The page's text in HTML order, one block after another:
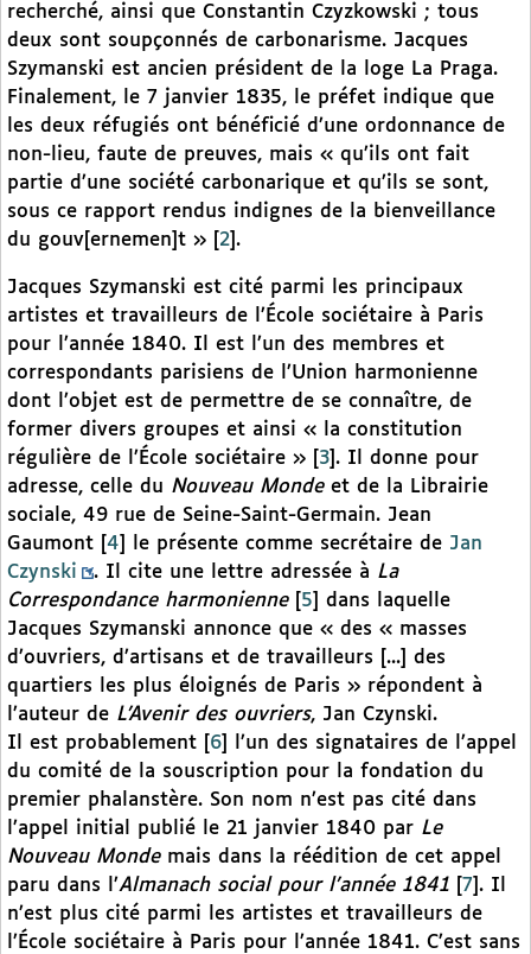
recherché, ainsi que Constantin Czyzkowski ; tous
deux sont soupçonnés de carbonarisme. Jacques
Szymanski est ancien président de la loge La Praga.
Finalement, le 7 janvier 1835, le préfet indique que
les deux réfugiés ont bénéficié d’une ordonnance de
non-lieu, faute de preuves, mais « qu’ils ont fait
partie d’une société carbonarique et qu’ils se sont,
sous ce rapport rendus indignes de la bienveillance
du gouv[ernemen]t »
2 .
Jacques Szymanski est cité parmi les principaux
artistes et travailleurs de l’École sociétaire à Paris
pour l’année 1840. Il est l’un des membres et
correspondants parisiens de l’Union harmonienne
dont l’objet est de permettre de se connaître, de
former divers groupes et ainsi « la constitution
régulière de l’École sociétaire »
3 . Il donne pour
adresse, celle du Nouveau Mondeet de la Librairie
sociale, 49 rue de Seine-Saint-Germain. Jean
Gaumont
4 le présente comme secrétaire de Jan
Czynski
. Il cite une lettre adressée à La
Correspondance harmonienne[ 5
dans laquelle
Jacques Szymanski annonce que « des « masses
d’ouvriers, d’artisans et de travailleurs [...] des
quartiers les plus éloignés de Paris » répondent à
l’auteur de L’Avenir des ouvriers, Jan Czynski.
Il est probablement
6
l’un des signataires de l’appel
du comité de la souscription pour la fondation du
premier phalanstère. Son nom n’est pas cité dans
l’appel initial publié le 21 janvier 1840 par Le
Nouveau Mondemais dans la réédition de cet appel
paru dans l’Almanach social pour l’année 1841 7 . Il
n’est plus cité parmi les artistes et travailleurs de
l’École sociétaire à Paris pour l’année 1841. C’est sans